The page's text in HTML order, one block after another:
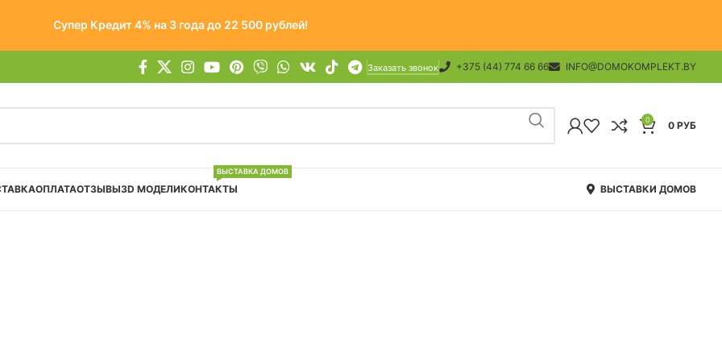
Супер Кредит 4% на 3 года до 22 500 рублей!
Заказать звонок +375 (44) 774 66 66 INFO@DOMOKOMPLEKT.BY
0 0 РУБ
ОПЛАТАОТЗЫВЫ3D МОДЕЛИКОНТАКТЫ
ВЫСТАВКА ДОМОВ
ВЫСТАВКИ ДОМОВ